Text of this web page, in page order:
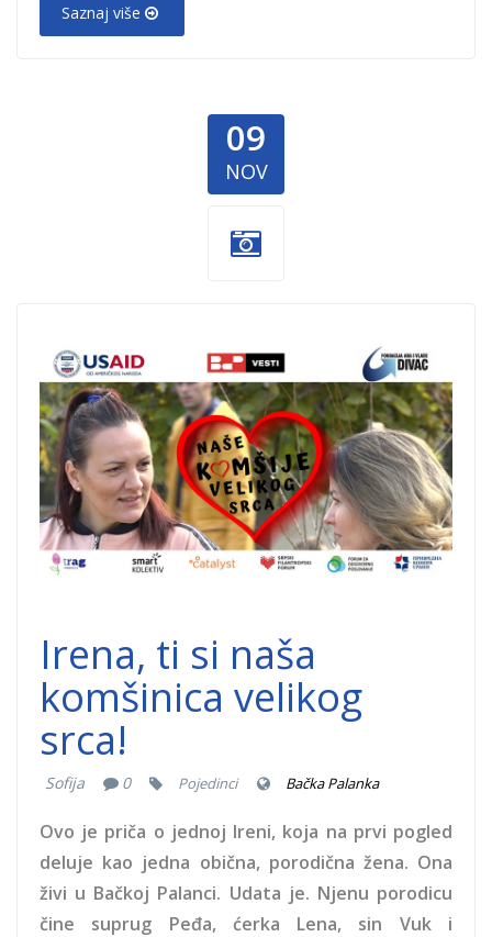
Saznaj više
09
NOV
Nase-komsije-
velikog-srca-
Irena-
Pilipovic.jpg
Irena, ti si naša
komšinica velikog
srca!
Sofija 0 Pojedinci Bačka Palanka
Ovo je priča o jednoj Ireni, koja na prvi pogled
deluje kao jedna obična, porodična žena. Ona
živi u Bačkoj Palanci. Udata je. Njenu porodicu
čine suprug Peđa, ćerka Lena, sin Vuk i